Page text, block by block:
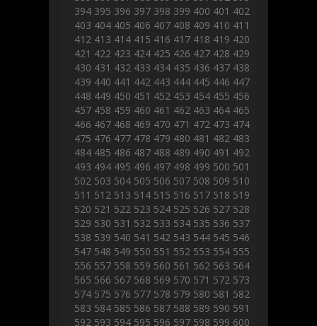
394 395 396 397 398 399 400 401 402
403 404 405 406 407 408 409 410 411
412 413 414 415 416 417 418 419 420
421 422 423 424 425 426 427 428 429
430 431 432 433 434 435 436 437 438
439 440 441 442 443 444 445 446 447
448 449 450 451 452 453 454 455 456
457 458 459 460 461 462 463 464 465
466 467 468 469 470 471 472 473 474
475 476 477 478 479 480 481 482 483
484 485 486 487 488 489 490 491 492
493 494 495 496 497 498 499 500 501
502 503 504 505 506 507 508 509 510
511 512 513 514 515 516 517 518 519
520 521 522 523 524 525 526 527 528
529 530 531 532 533 534 535 536 537
538 539 540 541 542 543 544 545 546
547 548 549 550 551 552 553 554 555
556 557 558 559 560 561 562 563 564
565 566 567 568 569 570 571 572 573
574 575 576 577 578 579 580 581 582
583 584 585 586 587 588 589 590 591
592 593 594 595 596 597 598 599 600